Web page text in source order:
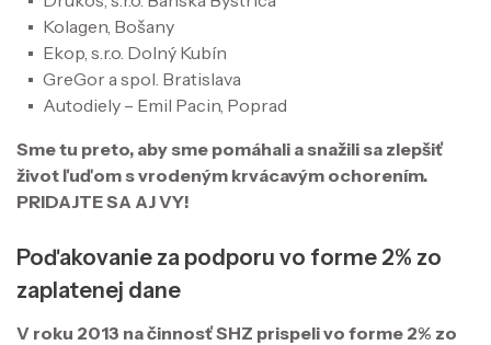
Kolagen, Bošany
Ekop, s.r.o. Dolný Kubín
GreGor a spol. Bratislava
Autodiely – Emil Pacin, Poprad
Sme tu preto, aby sme pomáhali a snažili sa zlepšiť
život ľuďom s vrodeným krvácavým ochorením.
PRIDAJTE SA AJ VY!
Poďakovanie za podporu vo forme 2% zo
zaplatenej dane
V roku 2013 na činnosť SHZ prispeli vo forme 2% zo